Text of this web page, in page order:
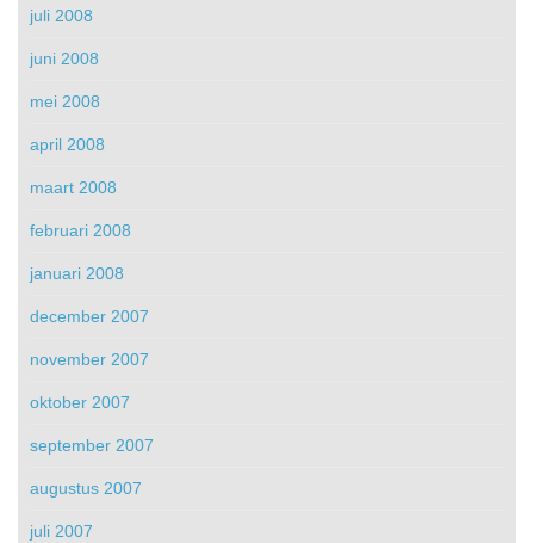
juli 2008
juni 2008
mei 2008
april 2008
maart 2008
februari 2008
januari 2008
december 2007
november 2007
oktober 2007
september 2007
augustus 2007
juli 2007